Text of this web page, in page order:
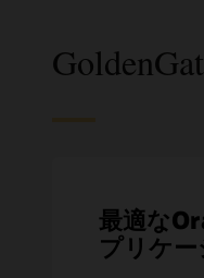
最適な
プリケ